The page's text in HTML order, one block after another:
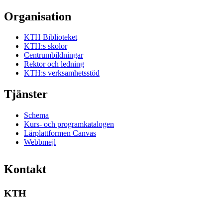
Organisation
KTH Biblioteket
KTH:s skolor
Centrumbildningar
Rektor och ledning
KTH:s verksamhetsstöd
Tjänster
Schema
Kurs- och programkatalogen
Lärplattformen Canvas
Webbmejl
Kontakt
KTH